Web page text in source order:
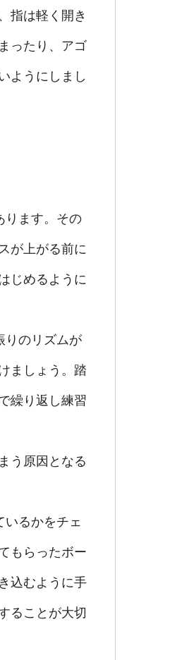
指は軽く開き
ったり、アゴ
ようにしまし
ります。その
が上がる前に
じめるように
りのリズムが
ましょう。踏
繰り返し練習
う原因となる
いるかをチェ
もらったボー
込むように手
ることが大切